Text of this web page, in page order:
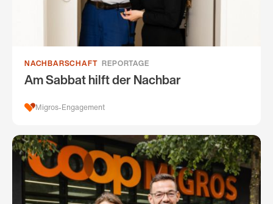
NACHBARSCHAFT REPORTAGE
Am Sabbat hilft der Nachbar
Migros-Engagement